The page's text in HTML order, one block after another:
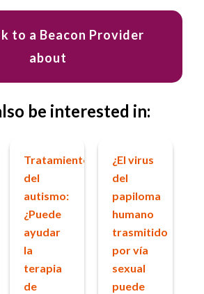
to a Beacon Provider
about
be interested in:
Tratamiento
del
autismo:
¿Puede
ayudar
la
terapia
de
¿El virus
del
papiloma
humano
trasmitido
por vía
sexual
puede